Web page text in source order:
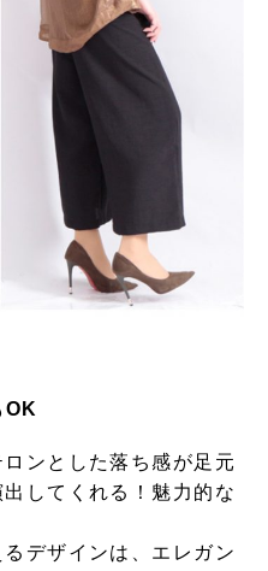
OK
ンとした落ち感が足元
してくれる！魅力的な
デザインは、エレガン